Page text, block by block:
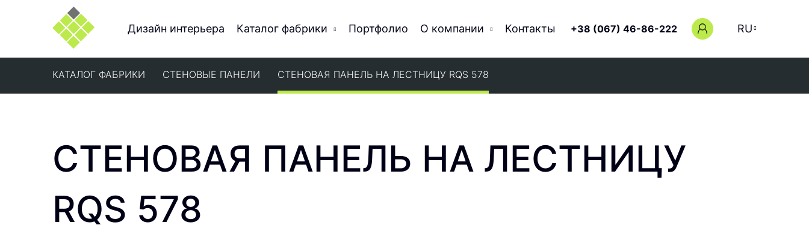
Дизайн интерьера Каталог фабрики Портфолио О компании Контакты +38 (067) 46-86-222 RU
КАТАЛОГ ФАБРИКИ СТЕНОВЫЕ ПАНЕЛИ СТЕНОВАЯ ПАНЕЛЬ НА ЛЕСТНИЦУ RQS 578
СТЕНОВАЯ ПАНЕЛЬ НА ЛЕСТНИЦУ
RQS 578